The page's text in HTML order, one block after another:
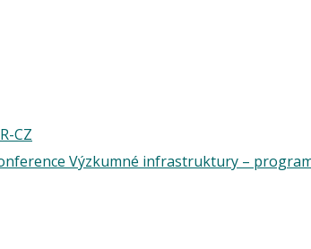
CZ
Výzkumné infrastruktury –